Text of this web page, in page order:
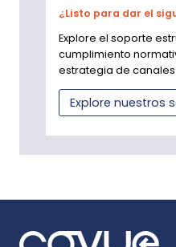
¿Listo para dar el
Explore el soporte
cumplimiento
estrategia de
Explore nuestros